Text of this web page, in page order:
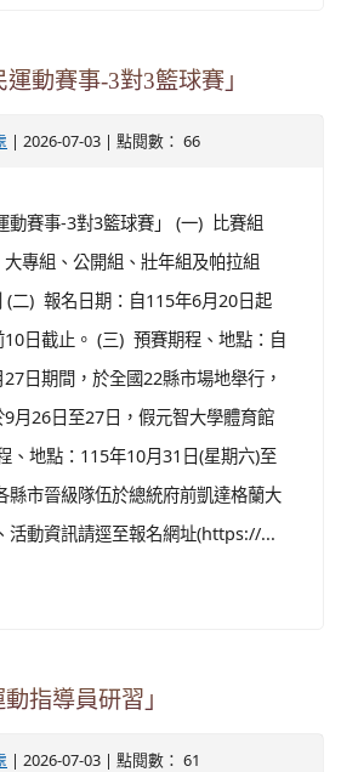
運動賽事-3對3籃球賽」
| 2026-07-03 | 點閱數： 66
動賽事-3對3籃球賽」 (一) 比賽組
專組、公開組、壯年組及帕拉組
(二) 報名日期：自115年6月20日起
日截止。 (三) 預賽期程、地點：自
日期間，於全國22縣市場地舉行，
月26日至27日，假元智大學體育館
、地點：115年10月31日(星期六)至
縣市晉級隊伍於總統府前凱達格蘭大
活動資訊請逕至報名網址(https://...
指導員研習」
| 2026-07-03 | 點閱數： 61